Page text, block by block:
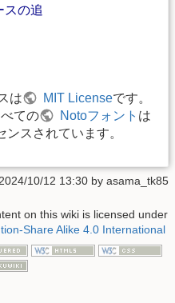
スの追
は MIT Licenseです。
ての
Notoフォント は
ンスされています。
10/12 13:30 by asama_tk85
on this wiki is licensed under
Share Alike 4.0 International